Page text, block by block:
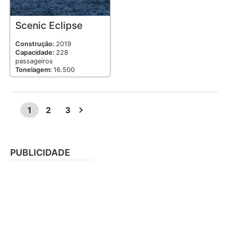
Scenic Eclipse
Construção: 2019
Capacidade: 228
passageiros
Tonelagem: 16.500
1 2 3
PUBLICIDADE